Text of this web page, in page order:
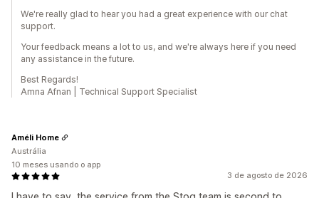
We're really glad to hear you had a great experience with our chat
support.
Your feedback means a lot to us, and we're always here if you need
any assistance in the future.
Best Regards!
Amna Afnan | Technical Support Specialist
3 de agosto de 2026
Améli Home
Austrália
10 meses usando o app